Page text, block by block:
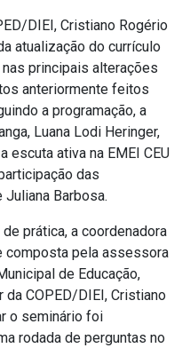
DIEI, Cristiano Rogério
atualização do currículo
principais alterações
anteriormente feitos
a programação, a
Luana Lodi Heringer,
escuta ativa na EMEI CEU
das
Barbosa.
prática, a coordenadora
composta pela assessora
de Educação,
COPED/DIEI, Cristiano
o seminário foi
rodada de perguntas no